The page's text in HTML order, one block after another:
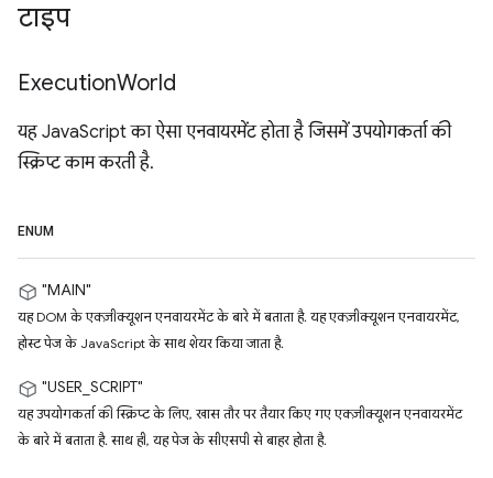
टाइप
ExecutionWorld
यह JavaScript का ऐसा एनवायरमेंट होता है जिसमें उपयोगकर्ता की
स्क्रिप्ट काम करती है.
ENUM
"MAIN"
यह DOM के एक्ज़ीक्यूशन एनवायरमेंट के बारे में बताता है. यह एक्ज़ीक्यूशन एनवायरमेंट,
होस्ट पेज के JavaScript के साथ शेयर किया जाता है.
"USER_SCRIPT"
यह उपयोगकर्ता की स्क्रिप्ट के लिए, खास तौर पर तैयार किए गए एक्ज़ीक्यूशन एनवायरमेंट
के बारे में बताता है. साथ ही, यह पेज के सीएसपी से बाहर होता है.